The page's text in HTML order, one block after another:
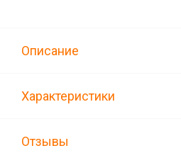
Описание
Характеристики
Отзывы